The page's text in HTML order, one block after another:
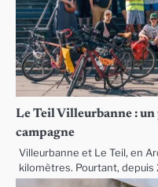
Le Teil Villeurbanne :
campagne
Villeurbanne et Le Teil, en
kilomètres. Pourtant,